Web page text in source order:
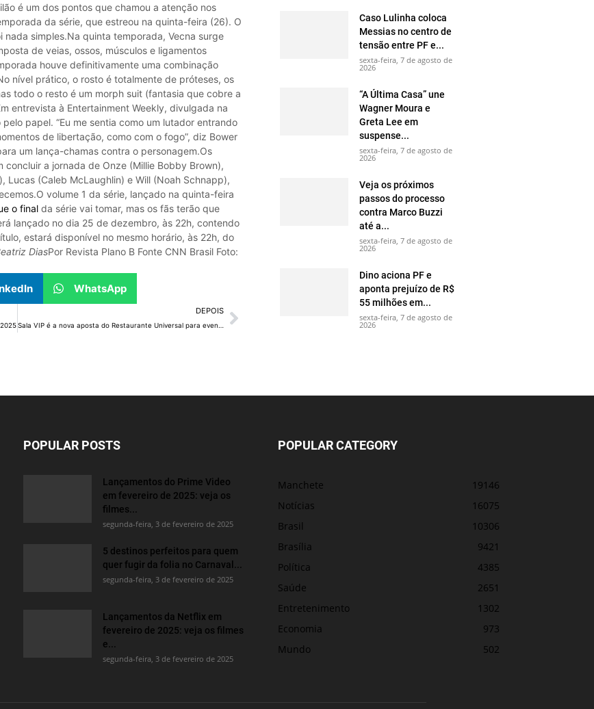
Caso Lulinha coloca
Messias no centro de
tensão entre PF e...
sexta-feira, 7 de agosto de
2026
“A Última Casa” une
Wagner Moura e
Greta Lee em
suspense...
sexta-feira, 7 de agosto de
2026
Veja os próximos
passos do processo
contra Marco Buzzi
até a...
sexta-feira, 7 de agosto de
2026
Dino aciona PF e
aponta prejuízo de R$
55 milhões em...
sexta-feira, 7 de agosto de
2026
é um dos pontos que chamou a atenção nos
da série, que estreou na quinta-feira (26). O
simples.Na quinta temporada, Vecna surge
de veias, ossos, músculos e ligamentos
houve definitivamente uma combinação
nível prático, o rosto é totalmente de próteses, os
todo o resto é um morph suit (fantasia que cobre a
entrevista à Entertainment Weekly, divulgada na
papel. “Eu me sentia como um lutador entrando
de libertação, como com o fogo”, diz Bower
um lança-chamas contra o personagem.Os
concluir a jornada de Onze (Millie Bobby Brown),
Lucas (Caleb McLaughlin) e Will (Noah Schnapp),
volume 1 da série, lançado na quinta-feira
o finalda série vai tomar, mas os fãs terão que
lançado no dia 25 de dezembro, às 22h, contendo
estará disponível no mesmo horário, às 22h, do
DiasPor Revista Plano B Fonte CNN Brasil Foto:
WhatsApp
DEPOIS
POPULAR POSTS
Lançamentos do Prime Video
em fevereiro de 2025: veja os
filmes...
segunda-feira, 3 de fevereiro de 2025
5 destinos perfeitos para quem
quer fugir da folia no Carnaval...
segunda-feira, 3 de fevereiro de 2025
Lançamentos da Netflix em
fevereiro de 2025: veja os filmes
e...
segunda-feira, 3 de fevereiro de 2025
POPULAR CATEGORY
Manchete
19146
Notícias
16075
Brasil
10306
Brasília
9421
Política
4385
Saúde
2651
Entretenimento
1302
Economia
973
Mundo
502